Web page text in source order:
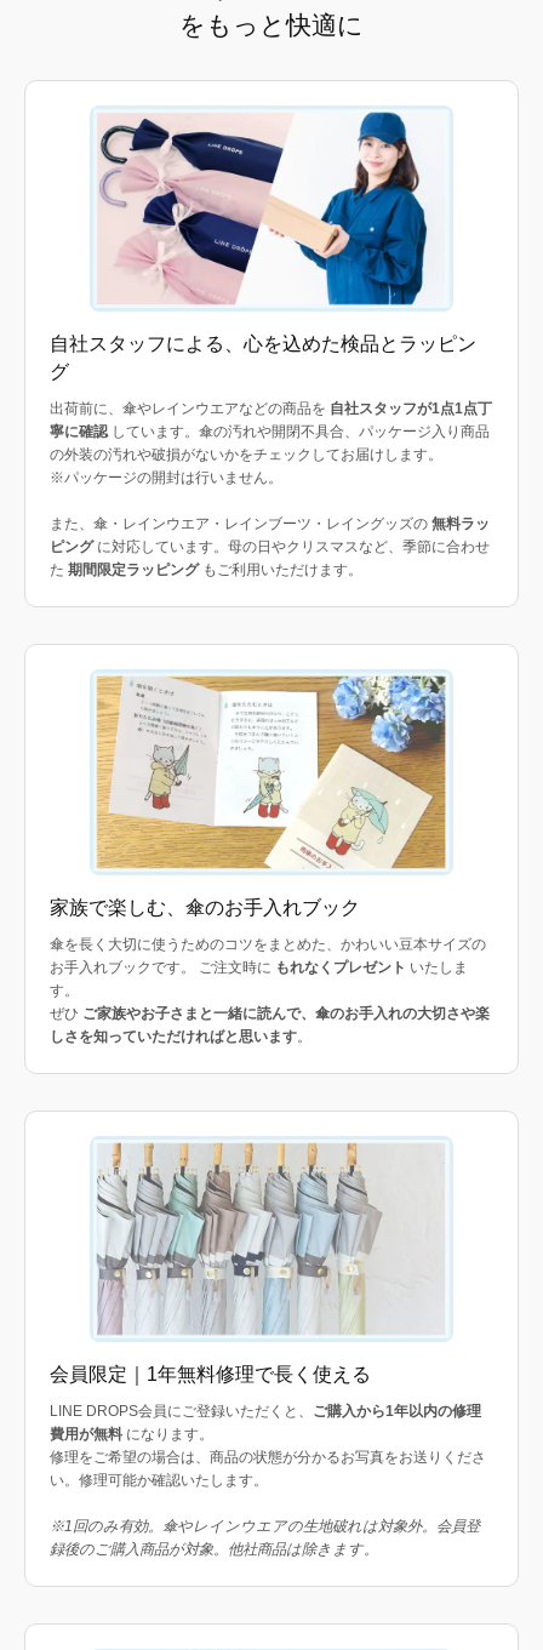
をもっと快適に
自社スタッフによる、心を込めた検品とラッピン
グ
出荷前に、傘やレインウエアなどの商品を 自社スタッフが1点1点丁
寧に確認しています。傘の汚れや開閉不具合、パッケージ入り商品
の外装の汚れや破損がないかをチェックしてお届けします。
※パッケージの開封は行いません。
また、傘・レインウエア・レインブーツ・レイングッズの 無料ラッ
ピングに対応しています。母の日やクリスマスなど、季節に合わせ
た 期間限定ラッピングもご利用いただけます。
家族で楽しむ、傘のお手入れブック
傘を長く大切に使うためのコツをまとめた、かわいい豆本サイズの
お手入れブックです。 ご注文時に もれなくプレゼント いたしま
す。
ぜひ ご家族やお子さまと一緒に読んで、傘のお手入れの大切さや楽
しさを知っていただければと思います。
会員限定｜1年無料修理で長く使える
LINE DROPS会員にご登録いただくと、 ご購入から1年以内の修理
費用が無料 になります。
修理をご希望の場合は、商品の状態が分かるお写真をお送りくださ
い。修理可能か確認いたします。
※1回のみ有効。傘やレインウエアの生地破れは対象外。会員登
録後のご購入商品が対象。他社商品は除きます。